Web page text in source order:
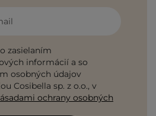
zasielaním
informácií a so
osobných údajov
Cosibella sp. z o.o., v
ochrany osobných